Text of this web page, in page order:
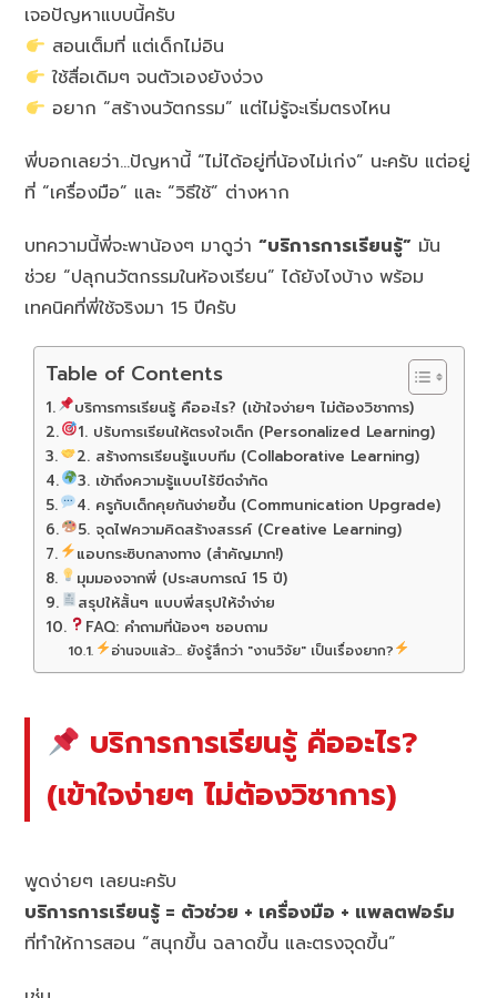
เจอปัญหาแบบนี้ครับ
สอนเต็มที่ แต่เด็กไม่อิน
ใช้สื่อเดิมๆ จนตัวเองยังง่วง
อยาก “สร้างนวัตกรรม” แต่ไม่รู้จะเริ่มตรงไหน
พี่บอกเลยว่า…ปัญหานี้ “ไม่ได้อยู่ที่น้องไม่เก่ง” นะครับ แต่อยู่
ที่ “เครื่องมือ” และ “วิธีใช้” ต่างหาก
บทความนี้พี่จะพาน้องๆ มาดูว่า“บริการการเรียนรู้” มัน
ช่วย “ปลุกนวัตกรรมในห้องเรียน” ได้ยังไงบ้าง พร้อม
เทคนิคที่พี่ใช้จริงมา 15 ปีครับ
Table of Contents
บริการการเรียนรู้ คืออะไร? (เข้าใจง่ายๆ ไม่ต้องวิชาการ)
1. ปรับการเรียนให้ตรงใจเด็ก (Personalized Learning)
2. สร้างการเรียนรู้แบบทีม (Collaborative Learning)
3. เข้าถึงความรู้แบบไร้ขีดจำกัด
4. ครูกับเด็กคุยกันง่ายขึ้น (Communication Upgrade)
5. จุดไฟความคิดสร้างสรรค์ (Creative Learning)
แอบกระซิบกลางทาง (สำคัญมาก!)
มุมมองจากพี่ (ประสบการณ์ 15 ปี)
สรุปให้สั้นๆ แบบพี่สรุปให้จำง่าย
FAQ: คำถามที่น้องๆ ชอบถาม
อ่านจบแล้ว... ยังรู้สึกว่า "งานวิจัย" เป็นเรื่องยาก?
บริการการเรียนรู้ คืออะไร?
(เข้าใจง่ายๆ ไม่ต้องวิชาการ)
พูดง่ายๆ เลยนะครับ
บริการการเรียนรู้ = ตัวช่วย + เครื่องมือ + แพลตฟอร์ม
ที่ทำให้การสอน “สนุกขึ้น ฉลาดขึ้น และตรงจุดขึ้น”